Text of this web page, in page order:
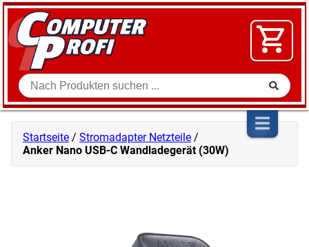
Zum Inhalt springen
Suche
SOFTWARE
VIDEO
SHOP
Startseite / Stromadapter Netzteile /
Anker Nano USB-C Wandladegerät (30W)